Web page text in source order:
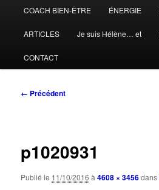
COACH BIEN-ÊTRE ÉNERGIE
ARTICLES Je suis Hélène… et
CONTACT
Navigation
← Précédent
p1020931
Publié le 11/10/2016 à4608 × 3456dans